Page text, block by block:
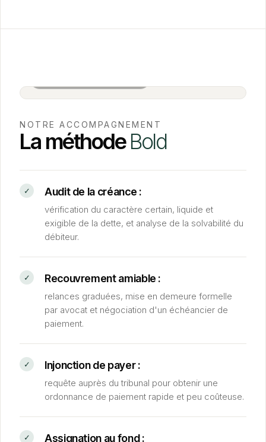
NOTRE ACCOMPAGNEMENT
La méthodeBold
Audit de la créance :
vérification du caractère certain, liquide et
exigible de la dette, et analyse de la solvabilité du
débiteur.
Recouvrement amiable :
relances graduées, mise en demeure formelle
par avocat et négociation d'un échéancier de
paiement.
Injonction de payer :
requête auprès du tribunal pour obtenir une
ordonnance de paiement rapide et peu coûteuse.
Assignation au fond :